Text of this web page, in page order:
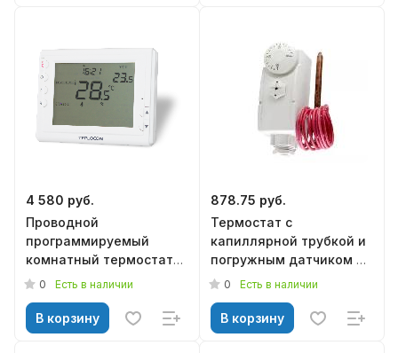
4 580 руб.
Проводной
программируемый
комнатный термостат
TEPLOCOM TS-Prog-
0 Есть в наличии
В корзину
878.75 руб.
Термостат с
капиллярной трубкой и
погружным датчиком 0-
90 ° ZEISSLER TC-E-
0 Есть в наличии
В корзину